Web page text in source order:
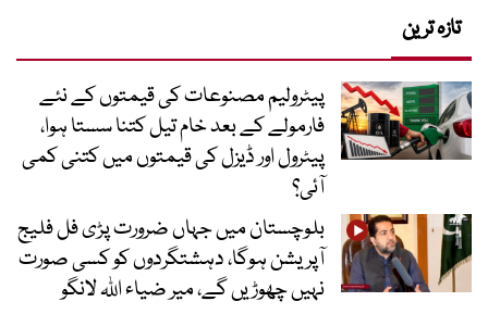
تازہ ترین
پیٹرولیم مصنوعات کی قیمتوں کے نئے
فارمولے کے بعد خام تیل کتنا سستا ہوا،
پیٹرول اور ڈیزل کی قیمتوں میں کتنی کمی
آئی؟
بلوچستان میں جہاں ضرورت پڑی فل فلیج
آپریشن ہوگا، دہشتگردوں کو کسی صورت
نہیں چھوڑیں گے، میر ضیاء اللہ لانگو